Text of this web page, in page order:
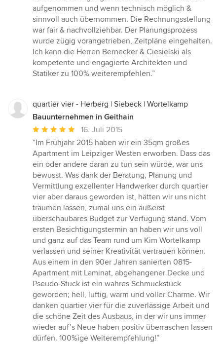
aufgenommen und wenn technisch möglich &
sinnvoll auch übernommen. Die Rechnungsstellung
war fair & nachvollziehbar. Der Planungsprozess
wurde zügig vorangetrieben, Zeitpläne eingehalten.
Ich kann die Herren Bernecker & Ciesielski als
kompetente und engagierte Architekten und
Statiker zu 100% weiterempfehlen.”
quartier vier - Herberg | Siebeck | Wortelkamp
Bauunternehmen in Geithain
Durchschnittliche
Bewertung:
5
von
5
Sternen
16. Juli 2015
“Im Frühjahr 2015 haben wir ein 35qm großes
Apartment im Leipziger Westen erworben. Dass das
ein oder andere daran zu tun sein würde, war uns
bewusst. Was dank der Beratung, Planung und
Vermittlung exzellenter Handwerker durch quartier
vier aber daraus geworden ist, hätten wir uns nicht
träumen lassen, zumal uns ein äußerst
überschaubares Budget zur Verfügung stand. Vom
ersten Besichtigungstermin an haben wir uns voll
und ganz auf das Team rund um Kim Wortelkamp
verlassen und seiner Kreativität vertrauen können.
Aus einem in den 90er Jahren sanierten 0815-
Apartment mit Laminat, abgehangener Decke und
Pseudo-Stuck ist ein wahres Schmuckstück
geworden; hell, luftig, warm und voller Charme. Wir
danken quartier vier für die zuverlässige Arbeit und
die schöne Zeit des Ausbaus, in der wir uns immer
wieder auf’s Neue haben positiv überraschen lassen
dürfen. 100%ige Weiterempfehlung!”